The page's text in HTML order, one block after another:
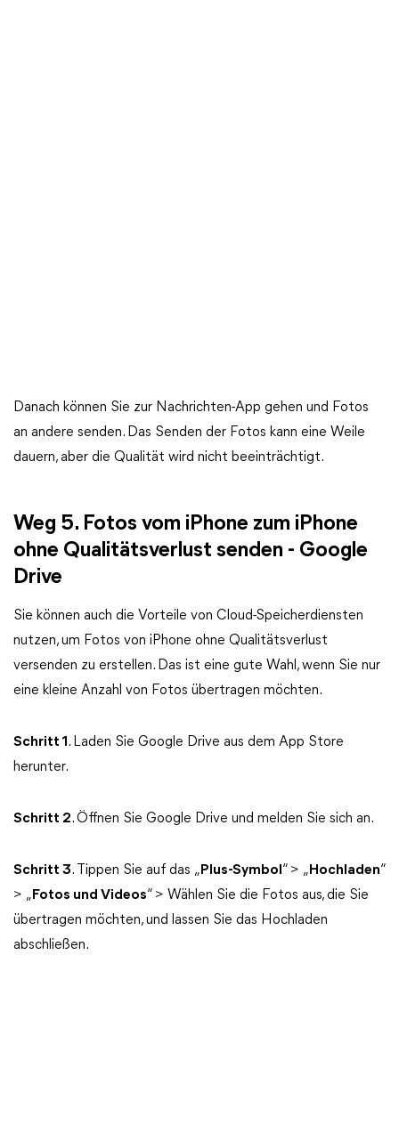
Danach können Sie zur Nachrichten-App gehen und Fotos
an andere senden. Das Senden der Fotos kann eine Weile
dauern, aber die Qualität wird nicht beeinträchtigt.
Weg 5. Fotos vom iPhone zum iPhone
ohne Qualitätsverlust senden - Google
Drive
Sie können auch die Vorteile von Cloud-Speicherdiensten
nutzen, um Fotos von iPhone ohne Qualitätsverlust
versenden zu erstellen. Das ist eine gute Wahl, wenn Sie nur
eine kleine Anzahl von Fotos übertragen möchten.
Schritt 1 . Laden Sie Google Drive aus dem App Store
herunter.
Schritt 2. Öffnen Sie Google Drive und melden Sie sich an.
Schritt 3. Tippen Sie auf das „ Plus-Symbol “ > „ Hochladen“
> „ Fotos und Videos“ > Wählen Sie die Fotos aus, die Sie
übertragen möchten, und lassen Sie das Hochladen
abschließen.